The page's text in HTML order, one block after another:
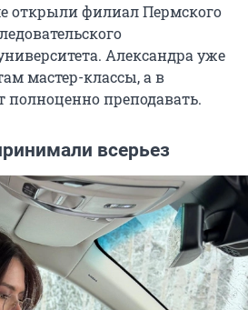
открыли филиал Пермского
Александра уже
мастер-классы, а в
преподавать.
всерьез